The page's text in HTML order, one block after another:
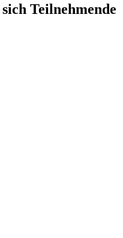
Teilnehmende